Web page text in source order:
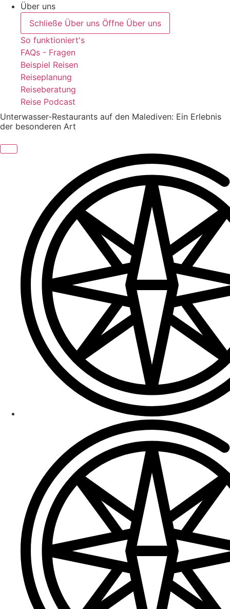
Über uns
Schließe Über uns Öffne Über uns
So funktioniert's
FAQs - Fragen
Beispiel Reisen
Reiseplanung
Reiseberatung
Reise Podcast
Unterwasser-Restaurants auf den Malediven: Ein Erlebnis
der besonderen Art